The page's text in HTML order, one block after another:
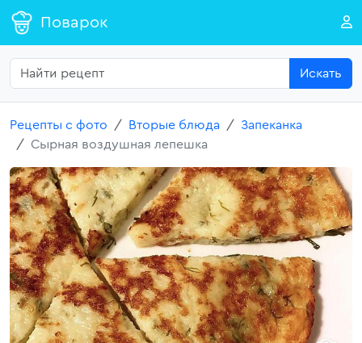
Поварок
Искать
Рецепты с фото Вторые блюда
Запеканка
Сырная воздушная лепешка